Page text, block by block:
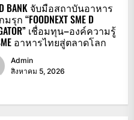
D BANK จับมือสถาบันอาหาร
มรุก “FOODNEXT SME D
เชื่อมทุน–องค์ความรู้
อาหารไทยสู่ตลาดโลก
Admin
สิงหาคม 5, 2026